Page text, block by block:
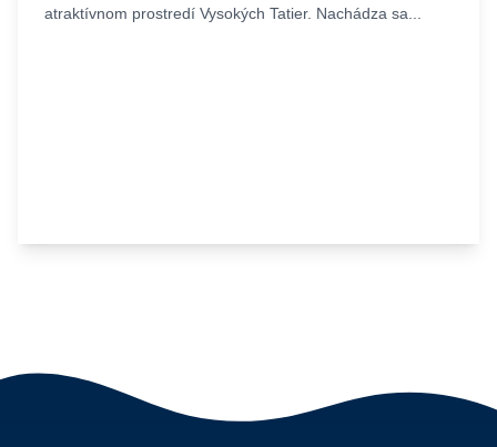
atraktívnom prostredí Vysokých Tatier. Nachádza sa...